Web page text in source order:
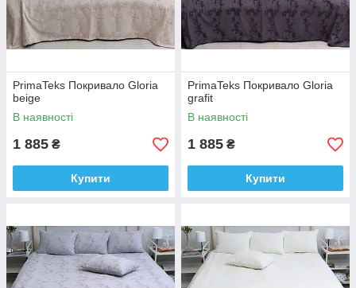
PrimaTeks Покривало Gloria
beige
В наявності
1 885 ₴
Купити
PrimaTeks Покривало Gloria
grafit
В наявності
1 885 ₴
Купити